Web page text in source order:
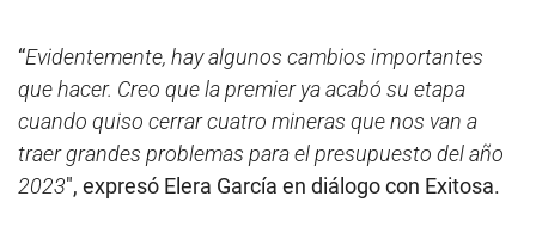
“Evidentemente, hay algunos cambios importantes
que hacer. Creo que la premier ya acabó su etapa
cuando quiso cerrar cuatro mineras que nos van a
traer grandes problemas para el presupuesto del año
2023″, expresó Elera García en diálogo con Exitosa.